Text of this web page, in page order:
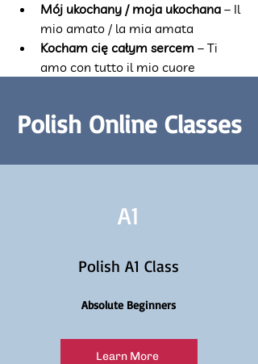
Mój ukochany / moja ukochana – Il
mio amato / la mia amata
Kocham cię całym sercem – Ti
amo con tutto il mio cuore
Polish Online Classes
A1
Polish A1 Class
Absolute Beginners
Learn More